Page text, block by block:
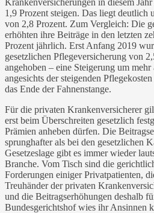
1,9 Prozent steigen. Das liegt deutlich
von 2,8 Prozent. Zum Vergleich: Die
erhöhten ihre Beiträge in den letzten
Prozent jährlich. Erst Anfang 2019
gesetzlichen Pflegeversicherung von
angehoben – eine Steigerung um
angesichts der steigenden
das Ende der Fahnenstange.
Für die privaten Krankenversicherer
erst beim Überschreiten gesetzlich
Prämien anheben dürfen. Die
sprunghafter als bei den gesetzlichen
Gesetzeslage gibt es immer wieder
Branche. Vom Tisch sind die
Forderungen einiger Privatpatienten,
Treuhänder der privaten
und die Beitragserhöhungen deshalb
Bundesgerichtshof wies ihr Ansinnen